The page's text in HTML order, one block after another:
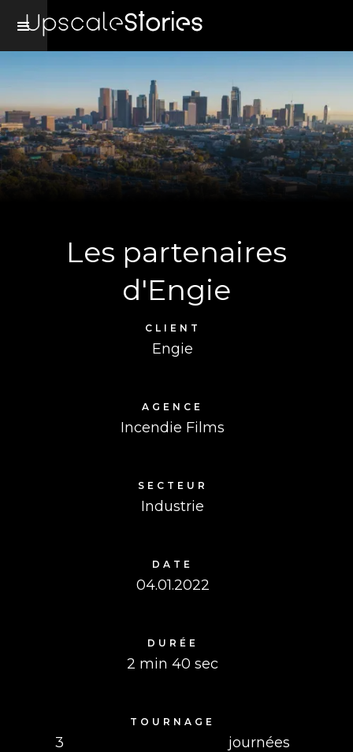
Les partenaires
d'Engie
CLIENT
Engie
AGENCE
Incendie Films
SECTEUR
Industrie
DATE
04.01.2022
DURÉE
2 min 40 sec
TOURNAGE
3 journées